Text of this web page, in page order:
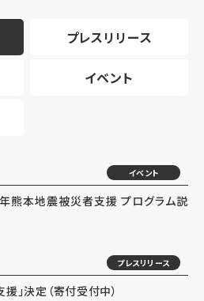
プレスリリース
イベント
イベント
年熊本地震被災者支援 プログラム説
プレスリリース
」決定（寄付受付中）